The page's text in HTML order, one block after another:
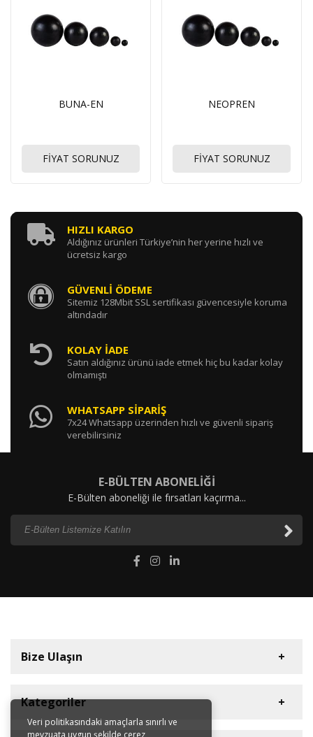
Veri politikasındaki amaçlarla sınırlı ve
mevzuata uygun şekilde çerez
BUNA-EN
FİYAT SORUNUZ
NEOPREN
FİYAT SORUNUZ
HIZLI KARGO
Aldığınız ürünleri Türkiye’nin her yerine hızlı ve
ücretsiz kargo
GÜVENLİ ÖDEME
Sitemiz 128Mbit SSL sertifikası güvencesiyle koruma
altındadır
KOLAY İADE
Satın aldığınız ürünü iade etmek hiç bu kadar kolay
olmamıştı
WHATSAPP SİPARİŞ
7x24 Whatsapp üzerinden hızlı ve güvenli sipariş
verebilirsiniz
E-BÜLTEN ABONELİĞİ
E-Bülten aboneliği ile fırsatları kaçırma...
Bize Ulaşın
Kategoriler